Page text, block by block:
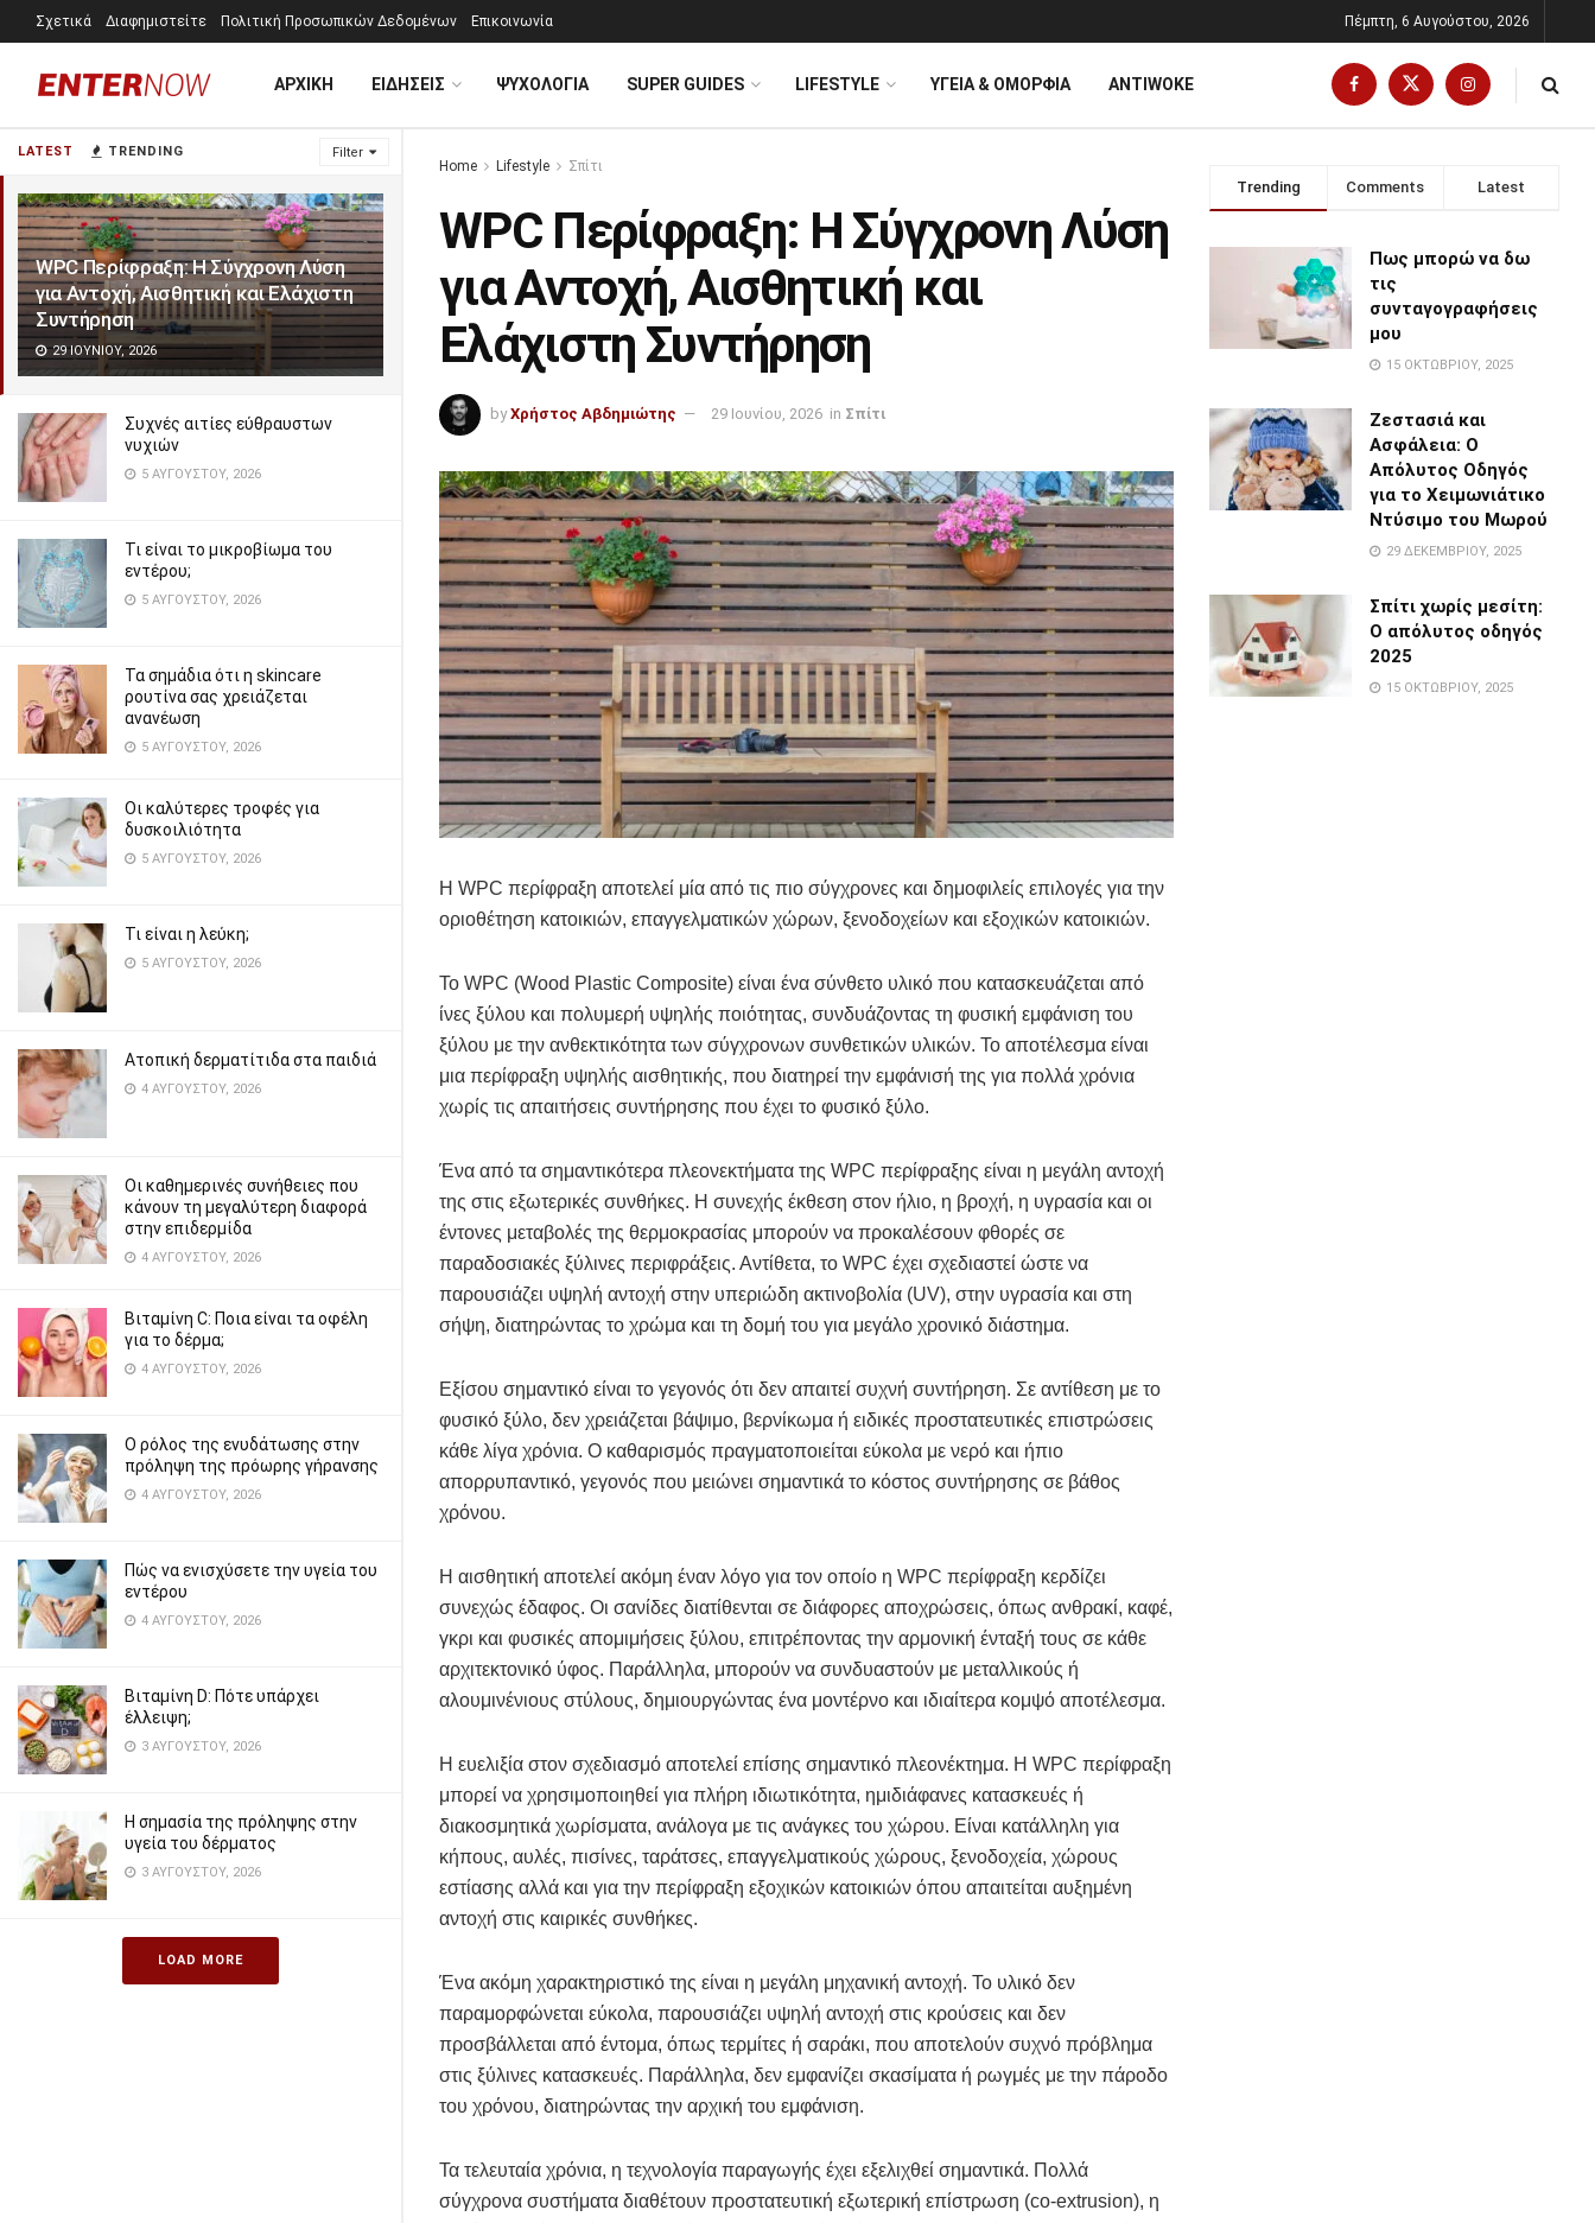
LATEST TRENDING Filter
WPC Περίφραξη: Η Σύγχρονη Λύση
για Αντοχή, Αισθητική και Ελάχιστη
Συντήρηση
29 ΙΟΥΝΊΟΥ, 2026
Συχνές αιτίες εύθραυστων
νυχιών
5 ΑΥΓΟΎΣΤΟΥ, 2026
Τι είναι το μικροβίωμα του
εντέρου;
5 ΑΥΓΟΎΣΤΟΥ, 2026
Τα σημάδια ότι η skincare
ρουτίνα σας χρειάζεται
ανανέωση
5 ΑΥΓΟΎΣΤΟΥ, 2026
Οι καλύτερες τροφές για
δυσκοιλιότητα
5 ΑΥΓΟΎΣΤΟΥ, 2026
Τι είναι η λεύκη;
5 ΑΥΓΟΎΣΤΟΥ, 2026
Ατοπική δερματίτιδα στα παιδιά
4 ΑΥΓΟΎΣΤΟΥ, 2026
Οι καθημερινές συνήθειες που
κάνουν τη μεγαλύτερη διαφορά
στην επιδερμίδα
4 ΑΥΓΟΎΣΤΟΥ, 2026
Βιταμίνη C: Ποια είναι τα οφέλη
για το δέρμα;
4 ΑΥΓΟΎΣΤΟΥ, 2026
Ο ρόλος της ενυδάτωσης στην
πρόληψη της πρόωρης γήρανσης
4 ΑΥΓΟΎΣΤΟΥ, 2026
Πώς να ενισχύσετε την υγεία του
εντέρου
4 ΑΥΓΟΎΣΤΟΥ, 2026
Βιταμίνη D: Πότε υπάρχει
έλλειψη;
3 ΑΥΓΟΎΣΤΟΥ, 2026
Η σημασία της πρόληψης στην
υγεία του δέρματος
3 ΑΥΓΟΎΣΤΟΥ, 2026
LOAD MORE
Σχετικά Διαφημιστείτε Πολιτική Προσωπικών Δεδομένων Επικοινωνία Πέμπτη, 6 Αυγούστου, 2026
ΑΡΧΙΚΗ ΕΙΔΗΣΕΙΣ ΨΥΧΟΛΟΓΊΑ SUPER GUIDES LIFESTYLE ΥΓΕΙΑ & ΟΜΟΡΦΙΑ ANTIWOKE
Home Lifestyle Σπίτι
WPC Περίφραξη: Η Σύγχρονη Λύση
για Αντοχή, Αισθητική και
Ελάχιστη Συντήρηση
by Χρήστος Αβδημιώτης 29 Ιουνίου, 2026 in Σπίτι
Η WPC περίφραξη αποτελεί μία από τις πιο σύγχρονες και δημοφιλείς επιλογές για την
οριοθέτηση κατοικιών, επαγγελματικών χώρων, ξενοδοχείων και εξοχικών κατοικιών.
Το WPC (Wood Plastic Composite) είναι ένα σύνθετο υλικό που κατασκευάζεται από
ίνες ξύλου και πολυμερή υψηλής ποιότητας, συνδυάζοντας τη φυσική εμφάνιση του
ξύλου με την ανθεκτικότητα των σύγχρονων συνθετικών υλικών. Το αποτέλεσμα είναι
μια περίφραξη υψηλής αισθητικής, που διατηρεί την εμφάνισή της για πολλά χρόνια
χωρίς τις απαιτήσεις συντήρησης που έχει το φυσικό ξύλο.
Ένα από τα σημαντικότερα πλεονεκτήματα της WPC περίφραξης είναι η μεγάλη αντοχή
της στις εξωτερικές συνθήκες. Η συνεχής έκθεση στον ήλιο, η βροχή, η υγρασία και οι
έντονες μεταβολές της θερμοκρασίας μπορούν να προκαλέσουν φθορές σε
παραδοσιακές ξύλινες περιφράξεις. Αντίθετα, το WPC έχει σχεδιαστεί ώστε να
παρουσιάζει υψηλή αντοχή στην υπεριώδη ακτινοβολία (UV), στην υγρασία και στη
σήψη, διατηρώντας το χρώμα και τη δομή του για μεγάλο χρονικό διάστημα.
Εξίσου σημαντικό είναι το γεγονός ότι δεν απαιτεί συχνή συντήρηση. Σε αντίθεση με το
φυσικό ξύλο, δεν χρειάζεται βάψιμο, βερνίκωμα ή ειδικές προστατευτικές επιστρώσεις
κάθε λίγα χρόνια. Ο καθαρισμός πραγματοποιείται εύκολα με νερό και ήπιο
απορρυπαντικό, γεγονός που μειώνει σημαντικά το κόστος συντήρησης σε βάθος
χρόνου.
Η αισθητική αποτελεί ακόμη έναν λόγο για τον οποίο η WPC περίφραξη κερδίζει
συνεχώς έδαφος. Οι σανίδες διατίθενται σε διάφορες αποχρώσεις, όπως ανθρακί, καφέ,
γκρι και φυσικές απομιμήσεις ξύλου, επιτρέποντας την αρμονική ένταξή τους σε κάθε
αρχιτεκτονικό ύφος. Παράλληλα, μπορούν να συνδυαστούν με μεταλλικούς ή
αλουμινένιους στύλους, δημιουργώντας ένα μοντέρνο και ιδιαίτερα κομψό αποτέλεσμα.
Η ευελιξία στον σχεδιασμό αποτελεί επίσης σημαντικό πλεονέκτημα. Η WPC περίφραξη
μπορεί να χρησιμοποιηθεί για πλήρη ιδιωτικότητα, ημιδιάφανες κατασκευές ή
διακοσμητικά χωρίσματα, ανάλογα με τις ανάγκες του χώρου. Είναι κατάλληλη για
κήπους, αυλές, πισίνες, ταράτσες, επαγγελματικούς χώρους, ξενοδοχεία, χώρους
εστίασης αλλά και για την περίφραξη εξοχικών κατοικιών όπου απαιτείται αυξημένη
αντοχή στις καιρικές συνθήκες.
Ένα ακόμη χαρακτηριστικό της είναι η μεγάλη μηχανική αντοχή. Το υλικό δεν
παραμορφώνεται εύκολα, παρουσιάζει υψηλή αντοχή στις κρούσεις και δεν
προσβάλλεται από έντομα, όπως τερμίτες ή σαράκι, που αποτελούν συχνό πρόβλημα
στις ξύλινες κατασκευές. Παράλληλα, δεν εμφανίζει σκασίματα ή ρωγμές με την πάροδο
του χρόνου, διατηρώντας την αρχική του εμφάνιση.
Τα τελευταία χρόνια, η τεχνολογία παραγωγής έχει εξελιχθεί σημαντικά. Πολλά
σύγχρονα συστήματα διαθέτουν προστατευτική εξωτερική επίστρωση (co-extrusion), η
Trending Comments Latest
Πως μπορώ να δω
τις
συνταγογραφήσεις
μου
15 ΟΚΤΩΒΡΊΟΥ, 2025
Ζεστασιά και
Ασφάλεια: Ο
Απόλυτος Οδηγός
για το Χειμωνιάτικο
Ντύσιμο του Μωρού
29 ΔΕΚΕΜΒΡΊΟΥ, 2025
Σπίτι χωρίς μεσίτη:
Ο απόλυτος οδηγός
2025
15 ΟΚΤΩΒΡΊΟΥ, 2025